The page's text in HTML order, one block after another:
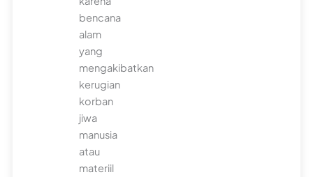
bencana
alam
yang
mengakibatkan
kerugian
korban
jiwa
manusia
atau
materiil